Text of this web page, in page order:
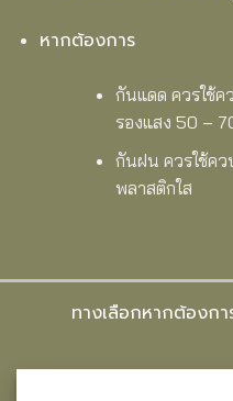
หากต้องการ
กันแดด ควรใช้
รองแสง 50 –
กันฝน ควรใช้คว
พลาสติกใส
ทางเลือกหากต้องก